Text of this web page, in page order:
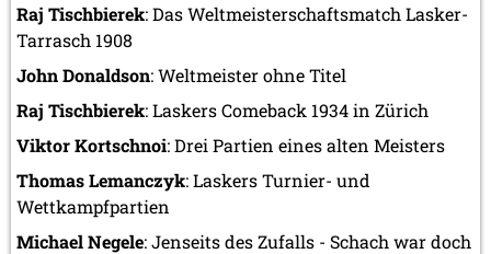
Raj Tischbierek: Das Weltmeisterschaftsmatch Lasker-
Tarrasch 1908
John Donaldson: Weltmeister ohne Titel
Raj Tischbierek: Laskers Comeback 1934 in Zürich
Viktor Kortschnoi: Drei Partien eines alten Meisters
Thomas Lemanczyk: Laskers Turnier- und
Wettkampfpartien
Michael Negele: Jenseits des Zufalls - Schach war doch